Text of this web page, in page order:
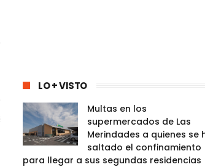
LO + VISTO
Multas en los
supermercados de Las
Merindades a quienes se
saltado el confinamiento
para llegar a sus segundas residencias